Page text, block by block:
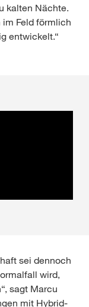
kalten Nächte.
im Feld förmlich
entwickelt.“
sei dennoch
wird,
sagt Marcu
mit Hybrid-